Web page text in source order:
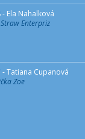
- Ela Nahalková
Enterpriz
- Tatiana Cupanová
Zoe